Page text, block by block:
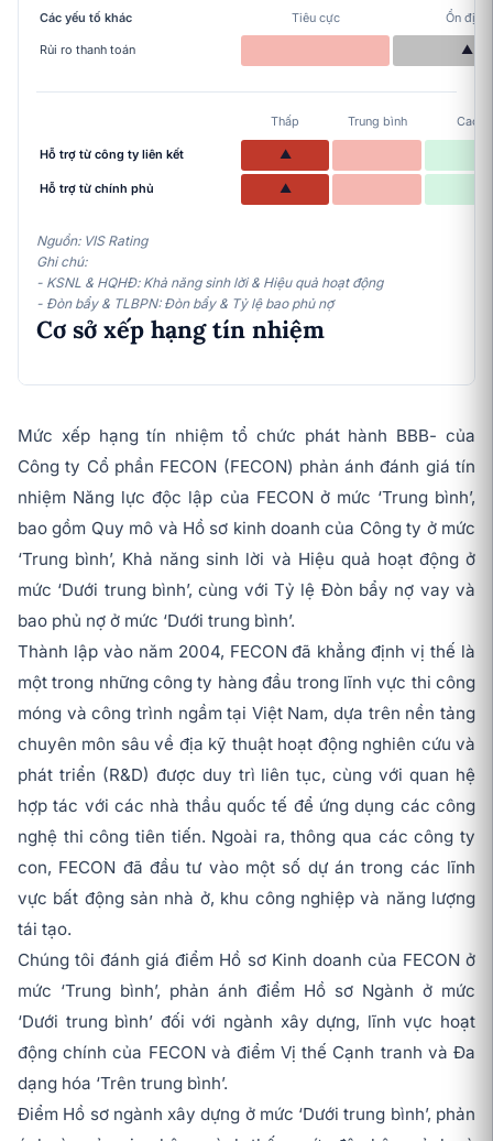
Các yếu tố khác Tiêu cực Ổn định
Rủi ro thanh toán ▲
Thấp Trung bình Cao
Hỗ trợ từ công ty liên kết ▲
Hỗ trợ từ chính phủ ▲
Nguồn: VIS Rating
Ghi chú:
- KSNL & HQHĐ: Khả năng sinh lời & Hiệu quả hoạt động
- Đòn bẩy & TLBPN: Đòn bẩy & Tỷ lệ bao phủ nợ
Cơ sở xếp hạng tín nhiệm
Mức xếp hạng tín nhiệm tổ chức phát hành BBB- của
Công ty Cổ phần FECON (FECON) phản ánh đánh giá tín
nhiệm Năng lực độc lập của FECON ở mức ‘Trung bình’,
bao gồm Quy mô và Hồ sơ kinh doanh của Công ty ở mức
‘Trung bình’, Khả năng sinh lời và Hiệu quả hoạt động ở
mức ‘Dưới trung bình’, cùng với Tỷ lệ Đòn bẩy nợ vay và
bao phủ nợ ở mức ‘Dưới trung bình’.
Thành lập vào năm 2004, FECON đã khẳng định vị thế là
một trong những công ty hàng đầu trong lĩnh vực thi công
móng và công trình ngầm tại Việt Nam, dựa trên nền tảng
chuyên môn sâu về địa kỹ thuật hoạt động nghiên cứu và
phát triển (R&D) được duy trì liên tục, cùng với quan hệ
hợp tác với các nhà thầu quốc tế để ứng dụng các công
nghệ thi công tiên tiến. Ngoài ra, thông qua các công ty
con, FECON đã đầu tư vào một số dự án trong các lĩnh
vực bất động sản nhà ở, khu công nghiệp và năng lượng
tái tạo.
Chúng tôi đánh giá điểm Hồ sơ Kinh doanh của FECON ở
mức ‘Trung bình’, phản ánh điểm Hồ sơ Ngành ở mức
‘Dưới trung bình’ đối với ngành xây dựng, lĩnh vực hoạt
động chính của FECON và điểm Vị thế Cạnh tranh và Đa
dạng hóa ‘Trên trung bình’.
Điểm Hồ sơ ngành xây dựng ở mức ‘Dưới trung bình’, phản